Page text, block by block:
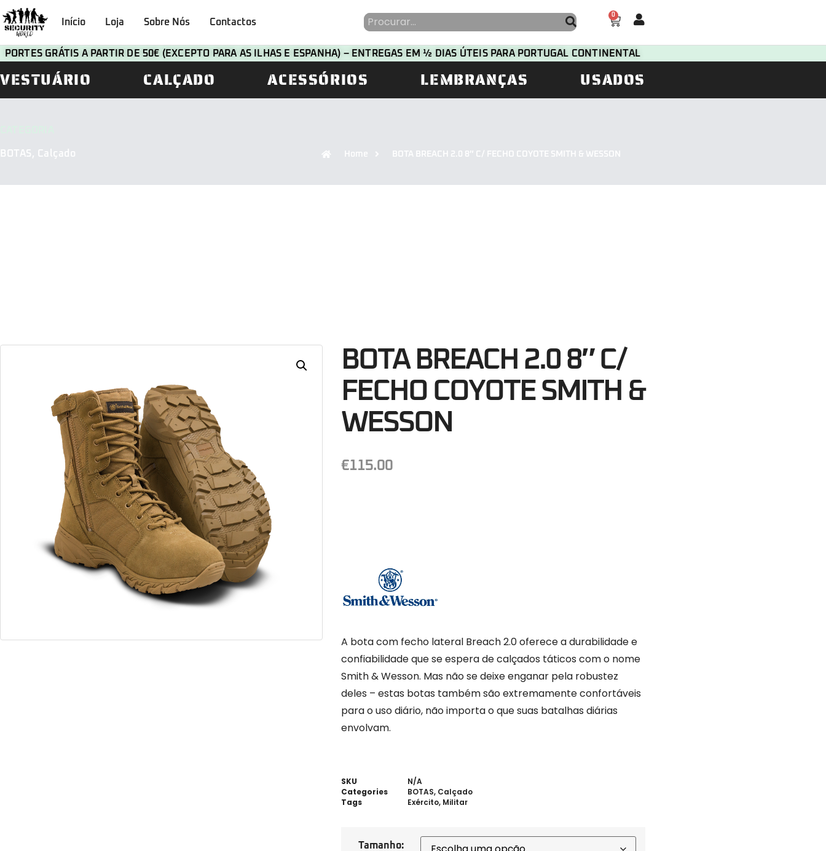
Início Loja Sobre Nós Contactos
0
PORTES GRÁTIS A PARTIR DE 50€ (EXCEPTO PARA AS ILHAS E ESPANHA) – ENTREGAS EM ½ DIAS ÚTEIS PARA PORTUGAL CONTINENTAL
VESTUÁRIO CALÇADO ACESSÓRIOS LEMBRANÇAS USADOS
BOTAS , Calçado Home BOTA BREACH 2.0 8″ C/ FECHO COYOTE SMITH & WESSON
BOTA BREACH 2.0 8″ C/
FECHO COYOTE SMITH &
WESSON
€115.00
A bota com fecho lateral Breach 2.0 oferece a durabilidade e
confiabilidade que se espera de calçados táticos com o nome
Smith & Wesson. Mas não se deixe enganar pela robustez
deles – estas botas também são extremamente confortáveis
para o uso diário, não importa o que suas batalhas diárias
envolvam.
SKU
N/A
Categories
BOTAS, Calçado
Tags
Exército, Militar
Tamanho: